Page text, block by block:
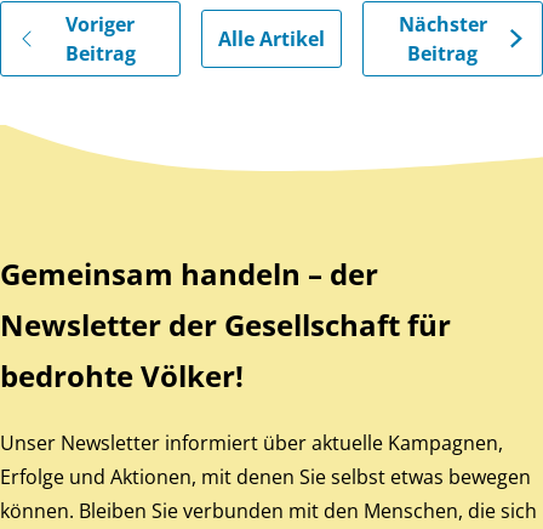
Gehe zu vorherigen oder nächsten Beiträgen
Voriger
Beitrag
Alle Artikel
Nächster
Beitrag
Zurück zum Hauptinhalt
Zurück zur Navigation
Gemeinsam handeln – der
Newsletter der Gesellschaft für
bedrohte Völker!
Unser Newsletter informiert über aktuelle Kampagnen,
Erfolge und Aktionen, mit denen Sie selbst etwas bewegen
können. Bleiben Sie verbunden mit den Menschen, die sich